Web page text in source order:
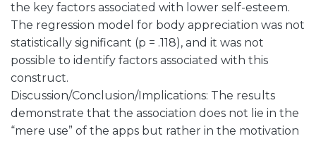
the key factors associated with lower self-esteem.
The regression model for body appreciation was not
statistically significant (p = .118), and it was not
possible to identify factors associated with this
construct.
Discussion/Conclusion/Implications: The results
demonstrate that the association does not lie in the
“mere use” of the apps but rather in the motivation